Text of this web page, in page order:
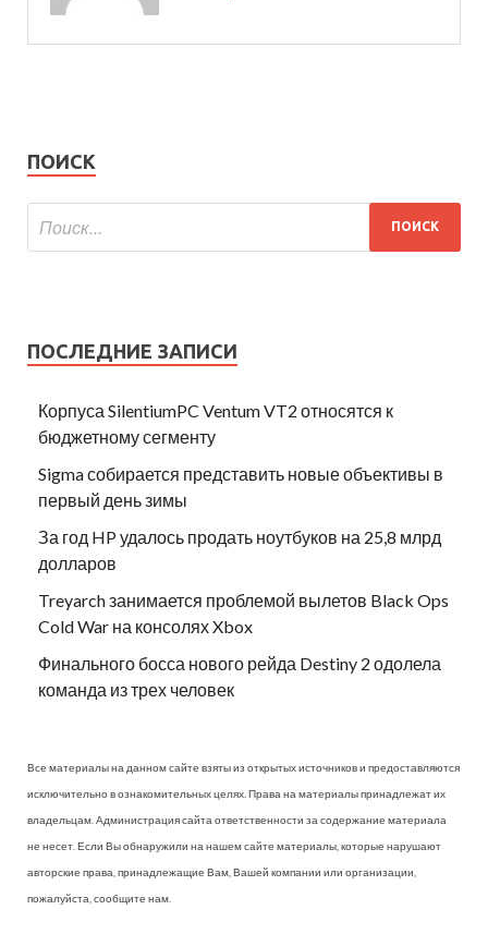
ПОИСК
ПОСЛЕДНИЕ ЗАПИСИ
Корпуса SilentiumPC Ventum VT2 относятся к
бюджетному сегменту
Sigma собирается представить новые объективы в
первый день зимы
За год HP удалось продать ноутбуков на 25,8 млрд
долларов
Treyarch занимается проблемой вылетов Black Ops
Cold War на консолях Xbox
Финального босса нового рейда Destiny 2 одолела
команда из трех человек
Все материалы на данном сайте взяты из открытых источников и предоставляются
исключительно в ознакомительных целях. Права на материалы принадлежат их
владельцам. Администрация сайта ответственности за содержание материала
не несет. Если Вы обнаружили на нашем сайте материалы, которые нарушают
авторские права, принадлежащие Вам, Вашей компании или организации,
пожалуйста, сообщите нам.